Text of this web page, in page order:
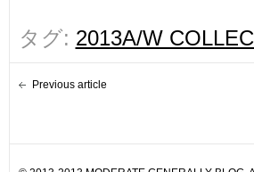
タグ: 2013A/W
Previous article